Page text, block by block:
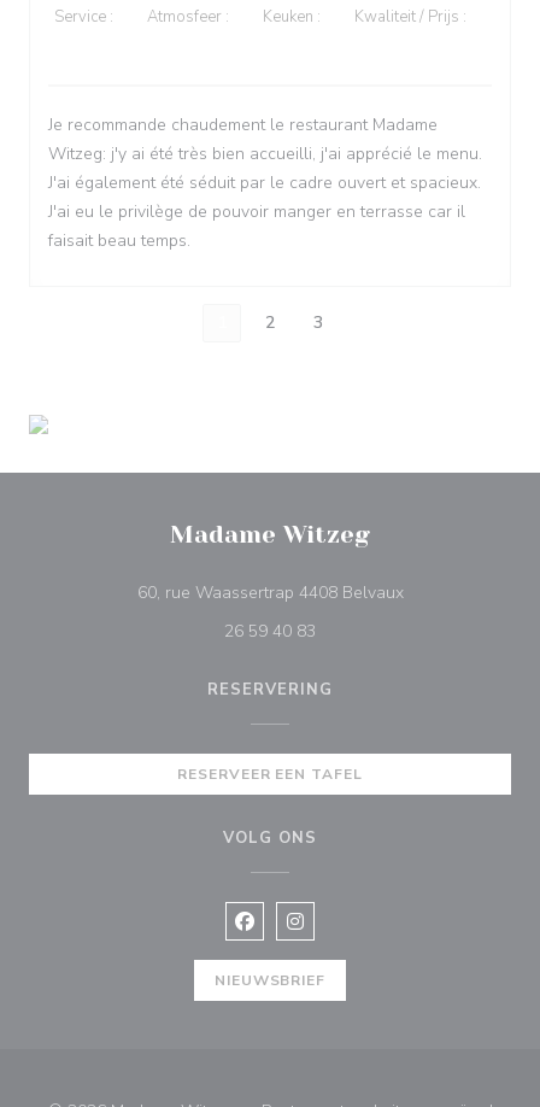
Service : Atmosfeer : Keuken : Kwaliteit / Prijs :
Je recommande chaudement le restaurant Madame
Witzeg: j'y ai été très bien accueilli, j'ai apprécié le menu.
J'ai également été séduit par le cadre ouvert et spacieux.
J'ai eu le privilège de pouvoir manger en terrasse car il
faisait beau temps.
2 3
Madame Witzeg
60, rue Waassertrap 4408 Belvaux((opent in een
26 59 40 83
RESERVERING
RESERVEER EEN TAFEL
VOLG ONS
Facebook ((opent in een nieuw
Instagram ((opent in een
NIEUWSBRIEF